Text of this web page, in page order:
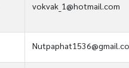
vokvak_1@hotmail.com